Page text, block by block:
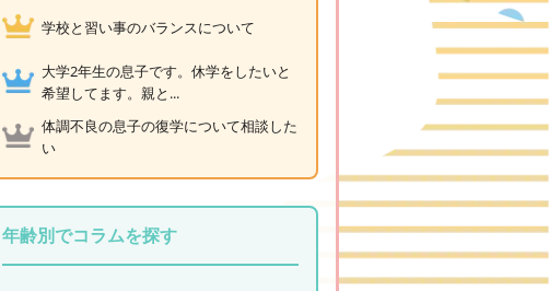
学校と習い事のバランスについて
大学2年生の息子です。休学をしたいと
希望してます。親と...
体調不良の息子の復学について相談した
い
年齢別でコラムを探す